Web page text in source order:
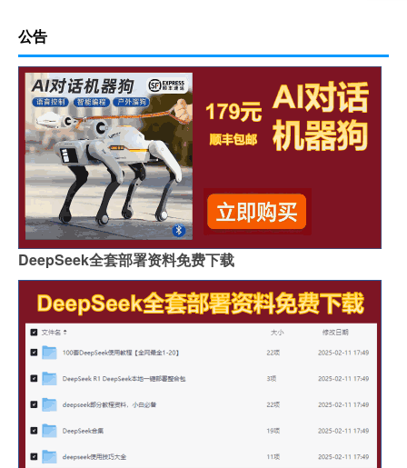
公告
DeepSeek全套部署资料免费下载